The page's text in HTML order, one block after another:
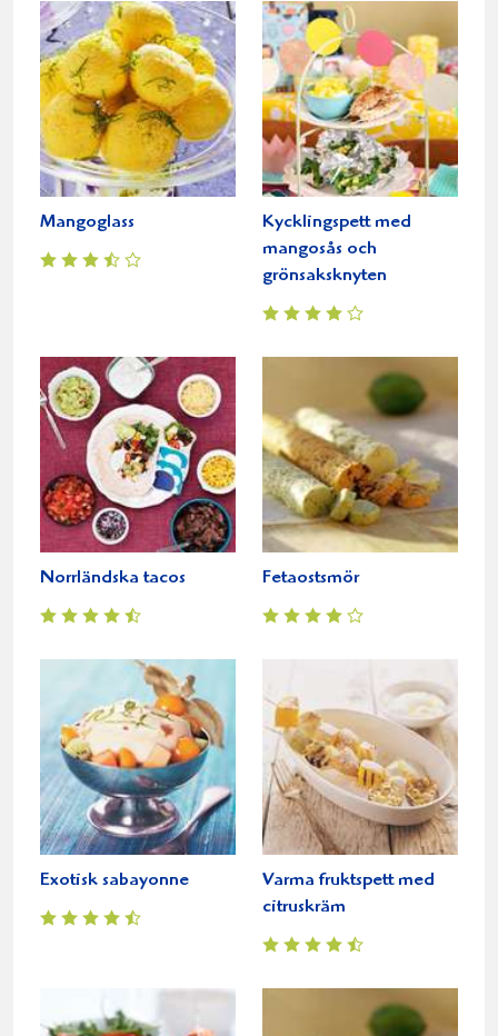
Mangoglass
Kycklingspett med
mangosås och
grönsaksknyten
Norrländska tacos Fetaostsmör
Exotisk sabayonne
Varma fruktspett med
citruskräm